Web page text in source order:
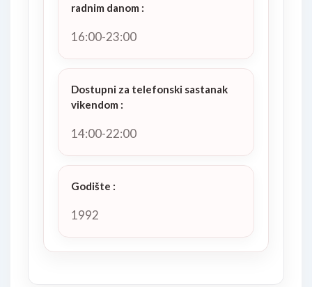
radnim danom :
16:00-23:00
Dostupni za telefonski sastanak
vikendom :
14:00-22:00
Godište :
1992